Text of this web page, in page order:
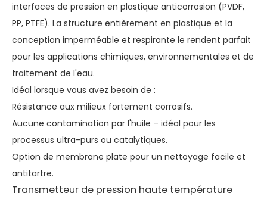
interfaces de pression en plastique anticorrosion (PVDF,
PP, PTFE). La structure entièrement en plastique et la
conception imperméable et respirante le rendent parfait
pour les applications chimiques, environnementales et de
traitement de l'eau.
Idéal lorsque vous avez besoin de :
Résistance aux milieux fortement corrosifs.
Aucune contamination par l'huile – idéal pour les
processus ultra-purs ou catalytiques.
Option de membrane plate pour un nettoyage facile et
antitartre.
Transmetteur de pression haute température